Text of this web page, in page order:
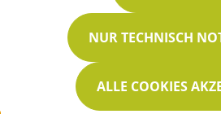
NUR TECHNISCH
ALLE COOKIES